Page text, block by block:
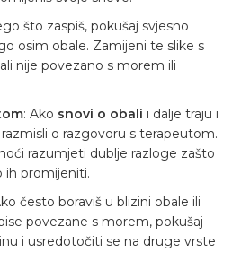
što zaspiš, pokušaj svjesno
osim obale. Zamijeni te slike s
nije povezano s morem ili
: Ako snovi o obali i dalje traju i
o razgovoru s terapeutom.
razumjeti dublje razloge zašto
ih promijeniti.
često boraviš u blizini obale ili
povezane s morem, pokušaj
i usredotočiti se na druge vrste